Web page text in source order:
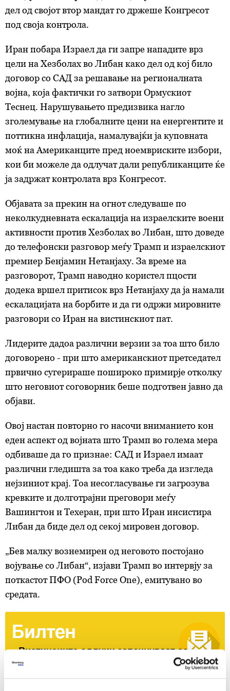
дел од својот втор мандат го држеше Конгресот
под своја контрола.
Иран побара Израел да ги запре нападите врз
цели на Хезболах во Либан како дел од кој било
договор со САД за решавање на регионалната
војна, која фактички го затвори Ормускиот
Теснец. Нарушувањето предизвика нагло
зголемување на глобалните цени на енергентите и
поттикна инфлација, намалувајќи ја куповната
моќ на Американците пред ноемвриските избори,
кои би можеле да одлучат дали републиканците ќе
ја задржат контролата врз Конгресот.
Објавата за прекин на огнот следуваше по
неколкудневната ескалација на израелските воени
активности против Хезболах во Либан, што доведе
до телефонски разговор меѓу Трамп и израелскиот
премиер Бенјамин Нетанјаху. За време на
разговорот, Трамп наводно користел пцости
додека вршел притисок врз Нетанјаху да ја намали
ескалацијата на борбите и да ги одржи мировните
разговори со Иран на вистинскиот пат.
Лидерите дадоа различни верзии за тоа што било
договорено - при што американскиот претседател
првично сугерираше пошироко примирје отколку
што неговиот соговорник беше подготвен јавно да
објави.
Овој настан повторно го насочи вниманието кон
еден аспект од војната што Трамп во голема мера
одбиваше да го признае: САД и Израел имаат
различни гледишта за тоа како треба да изгледа
нејзиниот крај. Тоа несогласување ги загрозува
кревките и долготрајни преговори меѓу
Вашингтон и Техеран, при што Иран инсистира
Либан да биде дел од секој мировен договор.
„Бев малку вознемирен од неговото постојано
војување со Либан“, изјави Трамп во интервју за
поткастот ПФО (Pod Force One), емитувано во
средата.
Билтен
Вистинските одлуки започнуваат со
вистински информации